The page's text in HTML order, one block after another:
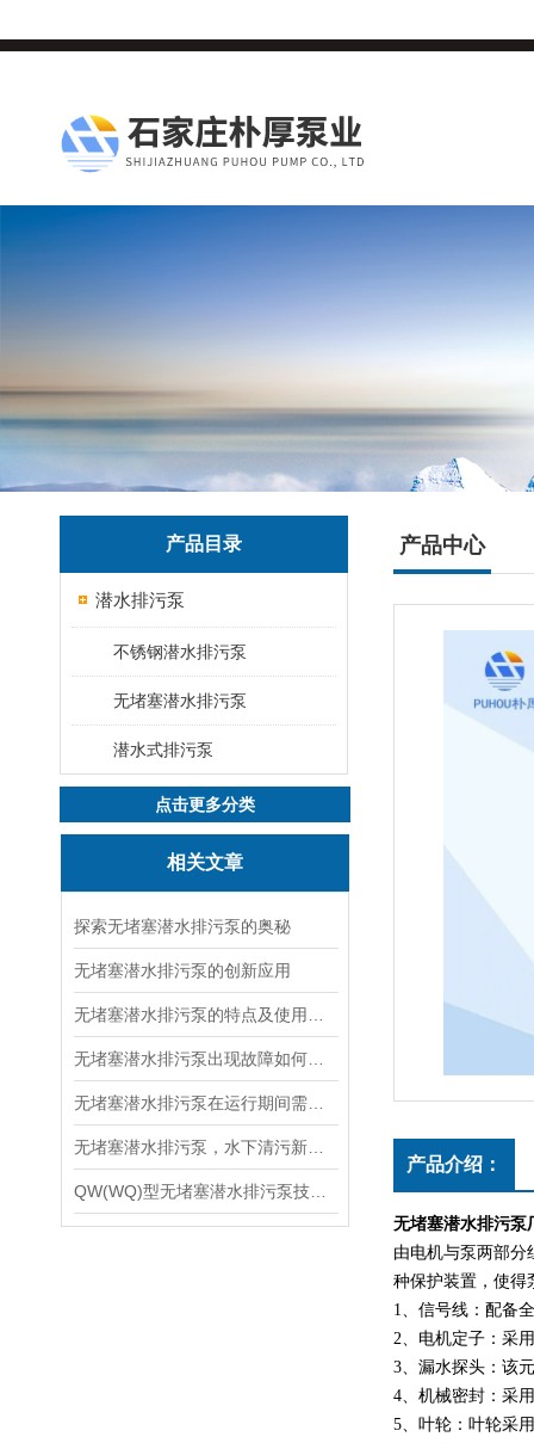
产品目录
潜水排污泵
不锈钢潜水排污泵
无堵塞潜水排污泵
潜水式排污泵
点击更多分类
相关文章
探索无堵塞潜水排污泵的奥秘
无堵塞潜水排污泵的创新应用
产品中心
产品介绍：
无堵塞潜水排污泵
由电机与泵两部分
种保护装置，使得
1、信号线：配备
2、电机定子：采
3、漏水探头：该
4、机械密封：采
5、叶轮：叶轮采